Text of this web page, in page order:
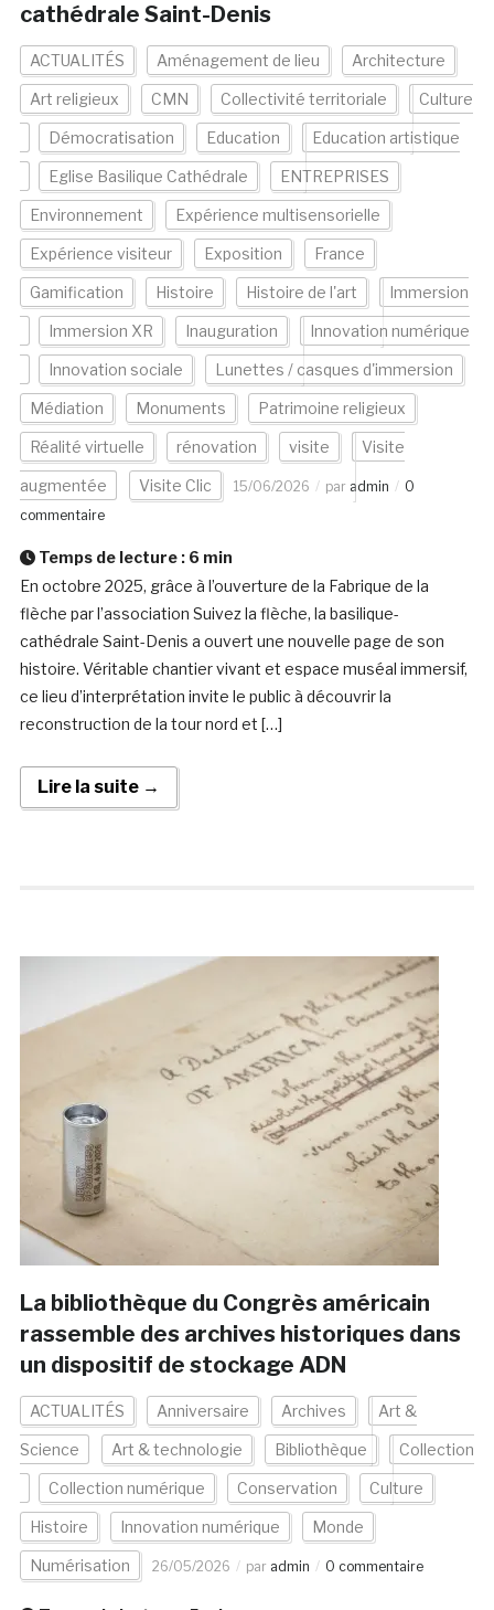
cathédrale Saint-Denis
ACTUALITÉS Aménagement de lieu Architecture
Art religieux CMN Collectivité territoriale Culture
Démocratisation Education Education artistique
Eglise Basilique Cathédrale ENTREPRISES
Environnement Expérience multisensorielle
Expérience visiteur Exposition France
Gamification Histoire Histoire de l'art Immersion
Immersion XR Inauguration Innovation numérique
Innovation sociale Lunettes / casques d'immersion
Médiation Monuments Patrimoine religieux
Réalité virtuelle rénovation visite Visite
augmentée Visite Clic 15/06/2026 par admin
0
commentaire
Temps de lecture : 6 min
En octobre 2025, grâce à l’ouverture de la Fabrique de la
flèche par l’association Suivez la flèche, la basilique-
cathédrale Saint-Denis a ouvert une nouvelle page de son
histoire. Véritable chantier vivant et espace muséal immersif,
ce lieu d’interprétation invite le public à découvrir la
reconstruction de la tour nord et […]
Lire la suite →
La bibliothèque du Congrès américain
rassemble des archives historiques dans
un dispositif de stockage ADN
ACTUALITÉS Anniversaire Archives Art &
Science Art & technologie Bibliothèque Collection
Collection numérique Conservation Culture
Histoire Innovation numérique Monde
Numérisation 26/05/2026 par admin 0 commentaire